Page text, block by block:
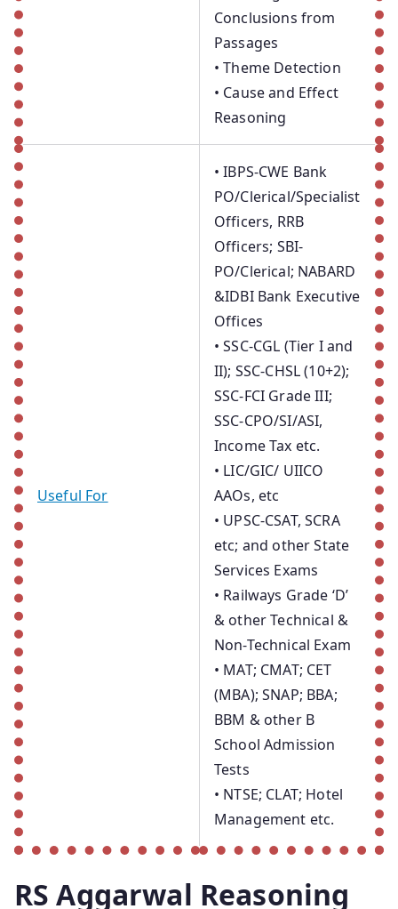
Conclusions from
Passages
• Theme Detection
• Cause and Effect
Reasoning
Useful For
• IBPS-CWE Bank
PO/Clerical/Specialist
Officers, RRB
Officers; SBI-
PO/Clerical; NABARD
&IDBI Bank Executive
Offices
• SSC-CGL (Tier I and
II); SSC-CHSL (10+2);
SSC-FCI Grade III;
SSC-CPO/SI/ASI,
Income Tax etc.
• LIC/GIC/ UIICO
AAOs, etc
• UPSC-CSAT, SCRA
etc; and other State
Services Exams
• Railways Grade ‘D’
& other Technical &
Non-Technical Exam
• MAT; CMAT; CET
(MBA); SNAP; BBA;
BBM & other B
School Admission
Tests
• NTSE; CLAT; Hotel
Management etc.
RS Aggarwal Reasoning